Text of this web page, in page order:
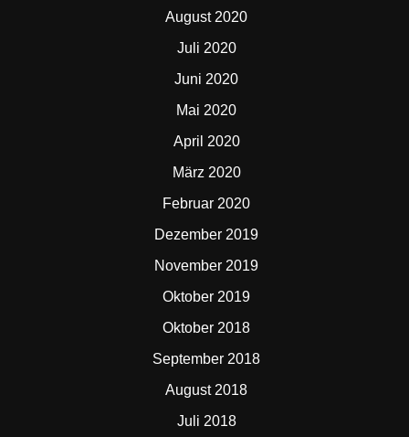
August 2020
Juli 2020
Juni 2020
Mai 2020
April 2020
März 2020
Februar 2020
Dezember 2019
November 2019
Oktober 2019
Oktober 2018
September 2018
August 2018
Juli 2018